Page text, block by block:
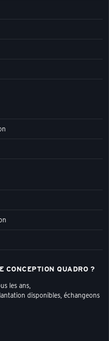
CONCEPTION QUADRO ?
les ans,
disponibles, échangeons